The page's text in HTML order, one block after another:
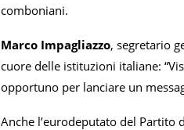
comboniani.
Marco Impagliazzo, segretario
cuore delle istituzioni italiane:
opportuno per lanciare un
Anche l’eurodeputato del Partito